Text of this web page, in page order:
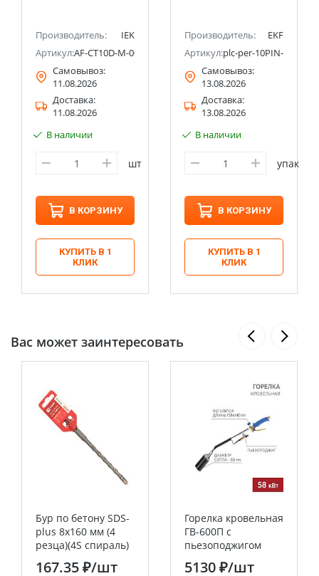
Производитель:
IEK
Артикул:AF-CT10D-M-004-22
Самовывоз:
11.08.2026
Доставка:
11.08.2026
В наличии
шт
В КОРЗИНУ
КУПИТЬ В 1
КЛИК
Производитель:
EKF
Артикул:plc-per-10PIN-2,5
Самовывоз:
13.08.2026
Доставка:
13.08.2026
В наличии
упак
В КОРЗИНУ
КУПИТЬ В 1
КЛИК
Вас может заинтересовать
Бур по бетону SDS-
plus 8х160 мм (4
резца)(4S спираль)
EKF Expert
167.35 ₽/шт
Горелка кровельная
ГВ-600П с
пьезоподжигом
REXANT
5130 ₽/шт